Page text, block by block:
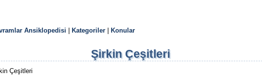
Ansiklopedisi Kategoriler Konular
Şirkin Çeşitleri
Çeşitleri